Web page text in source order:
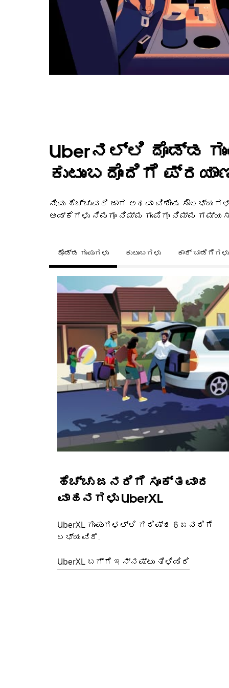
Uberನಲ್ಲಿ ದೊಡ್ಡ
ಕುಟುಂಬದೊಂದಿಗೆ
ನೀವು ಹೆಚ್ಚುವರಿ ಜಾಗ ಅಥವಾ ವಿಶೇಷ
ಆಯ್ಕೆಗಳು ನಿಮಗೂ ನಿಮ್ಮ ಗುಂಪಿಗೂ ನಿಮ್ಮ
ದೊಡ್ಡ ಗುಂಪುಗಳು ಕುಟುಂಬಗಳು ಕಾರ್ ಬಾಡಿಗೆಗಳು
ಹೆಚ್ಚು ಜನರಿಗೆ ಸೂಕ್ತವಾದ
ವಾಹನಗಳು UberXL
UberXL ಗುಂಪುಗಳಲ್ಲಿ ಗರಿಷ್ಠ 6 ಜನರಿಗೆ
ಲಭ್ಯವಿದೆ.
UberXL ಬಗ್ಗೆ ಇನ್ನಷ್ಟು ತಿಳಿಯಿರಿ